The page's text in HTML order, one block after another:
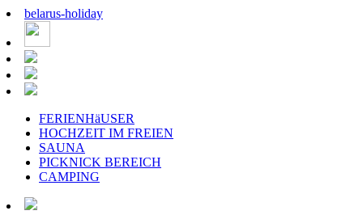
belarus-holiday
FERIENHäUSER
HOCHZEIT IM FREIEN
SAUNA
PICKNICK BEREICH
CAMPING